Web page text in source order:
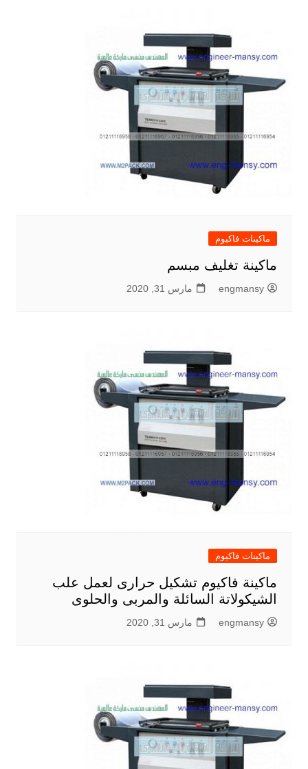
ماكينات فاكيوم
ماكينة تغليف مبسم
engmansy مارس 31, 2020
ماكينات فاكيوم
ماكينة فاكيوم تشكيل حرارى لعمل علب
الشيكولاتة السائلة والمربى والحلوى
engmansy مارس 31, 2020